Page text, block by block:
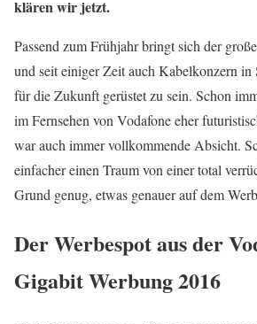
klären wir jetzt.
Passend zum Frühjahr bringt sich der
und seit einiger Zeit auch Kabelkonzern in
für die Zukunft gerüstet zu sein. Schon
im Fernsehen von Vodafone eher
war auch immer vollkommende Absicht.
einfacher einen Traum von einer total
Grund genug, etwas genauer auf dem
Der Werbespot aus der
Gigabit Werbung 2016